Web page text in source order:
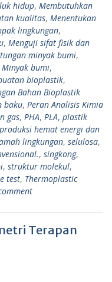
hidup, Membutuhkan
kualitas, Menentukan
lingkungan,
, Menguji sifat fisik dan
minyak bumi,
Minyak bumi,
bioplastik,
Bahan Bioplastik
baku, Peran Analisis Kimia
gas, PHA, PLA, plastik
produksi hemat energi dan
lingkungan, selulosa,
, singkong,
, struktur molekul,
test, Thermoplastic
Terapan